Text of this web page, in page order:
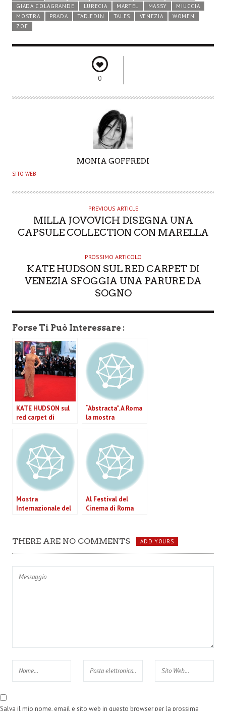
GIADA COLAGRANDE
LURECIA MARTEL MASSY
MIUCCIA
MOSTRA
PRADA TADJEDIN TALES VENEZIA
WOMEN
ZOE
0
U
H
MONIA GOFFREDI
SITO WEB
PREVIOUS ARTICLE
MILLA JOVOVICH DISEGNA UNA
CAPSULE COLLECTION CON MARELLA
PROSSIMO ARTICOLO
KATE HUDSON SUL RED CARPET DI
VENEZIA SFOGGIA UNA PARURE DA
SOGNO
Forse Ti Può Interessare :
KATE HUDSON sul
red carpet di
parure da sogno
“Abstracta”. A Roma
la mostra
cinema astratto
sull’Isola Tiberina.
Mostra
Internazionale del
Al Festival del
Cinema di Roma
cinema italiano
THERE ARE NO COMMENTS ADD YOURS
Salva il mio nome, email e sito web in questo browser per la prossima